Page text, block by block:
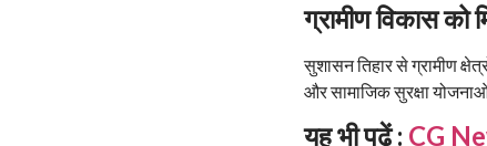
ग्रामीण विकास को
सुशासन तिहार से ग्रामीण
और सामाजिक सुरक्षा
यह भी पढ़ें : CG